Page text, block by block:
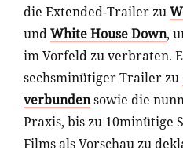
die Extended-Trailer zu
undWhite House Down,
im Vorfeld zu verbraten.
sechsminütiger Trailer zu
verbundensowie die
Praxis, bis zu 10minütige
Films als Vorschau zu